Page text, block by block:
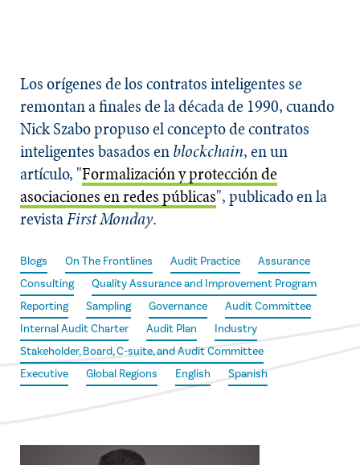
Los orígenes de los contratos inteligentes se
remontan a finales de la década de 1990, cuando
Nick Szabo propuso el concepto de contratos
inteligentes basados enblockchain, en un
artículo, "Formalización y protección de
asociaciones en redes públicas", publicado en la
revistaFirst Monday.
Blogs On The Frontlines Audit Practice
Assurance
Consulting
Quality Assurance and Improvement Program
Reporting
Sampling Governance
Audit Committee
Internal Audit Charter
Audit Plan
Industry
Stakeholder, Board, C-suite, and Audit Committee
Executive
Global Regions English Spanish